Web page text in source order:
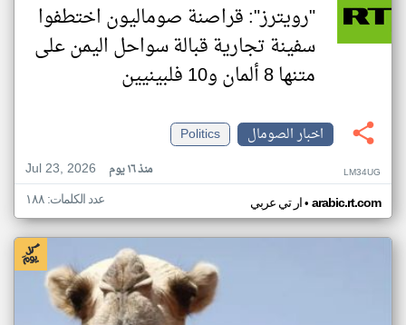
"رويترز": قراصنة صوماليون اختطفوا
سفينة تجارية قبالة سواحل اليمن على
متنها 8 ألمان و10 فلبينيين
اخبار الصومال
Politics
Jul 23, 2026
منذ ١٦ يوم LM34UG
ار تي عربي• arabic.rt.com عدد الكلمات: ١٨٨